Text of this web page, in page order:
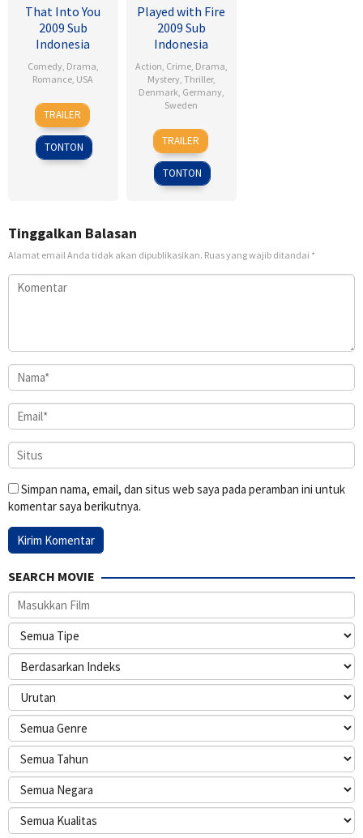
That Into You
2009 Sub
Indonesia
Comedy, Drama,
Romance, USA
6
Feb
2009
Ken
Kwapis
TRAILER
TONTON
Played with Fire
2009 Sub
Indonesia
Action, Crime, Drama,
Mystery, Thriller,
Denmark, Germany,
Sweden
18
Sep
2009
Daniel
Alfredson
TRAILER
TONTON
Tinggalkan Balasan
Alamat email Anda tidak akan dipublikasikan. Ruas yang wajib ditandai *
Simpan nama, email, dan situs web saya pada peramban ini untuk
komentar saya berikutnya.
SEARCH MOVIE